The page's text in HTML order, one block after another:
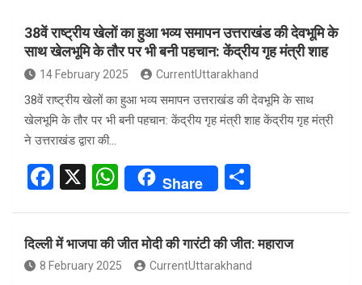
38वें राष्ट्रीय खेलों का हुआ भव्य समापन उत्तराखंड की देवभूमि के
साथ खेलभूमि के तौर पर भी बनी पहचान: केंद्रीय गृह मंत्री शाह
14 February 2025 CurrentUttarakhand
38वें राष्ट्रीय खेलों का हुआ भव्य समापन उत्तराखंड की देवभूमि के साथ
खेलभूमि के तौर पर भी बनी पहचान: केंद्रीय गृह मंत्री शाह केंद्रीय गृह मंत्री
ने उत्तराखंड द्वारा की…
F
ce
b
X
W
at
s
Share
e
दिल्ली में भाजपा की जीत मोदी की गारंटी की जीत: महाराज
8 February 2025 CurrentUttarakhand